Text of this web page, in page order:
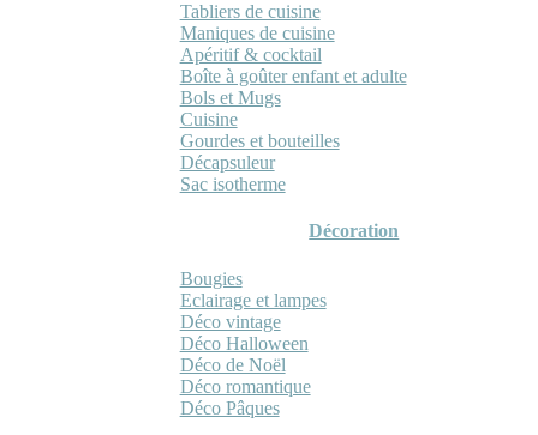
Tabliers de cuisine
Maniques de cuisine
Apéritif & cocktail
Boîte à goûter enfant et adulte
Bols et Mugs
Cuisine
Gourdes et bouteilles
Décapsuleur
Sac isotherme
Décoration
Bougies
Eclairage et lampes
Déco vintage
Déco Halloween
Déco de Noël
Déco romantique
Déco Pâques